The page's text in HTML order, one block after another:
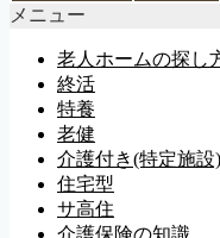
メニュー
老人ホームの探し
終活
特養
老健
介護付き(特定施設)
住宅型
サ高住